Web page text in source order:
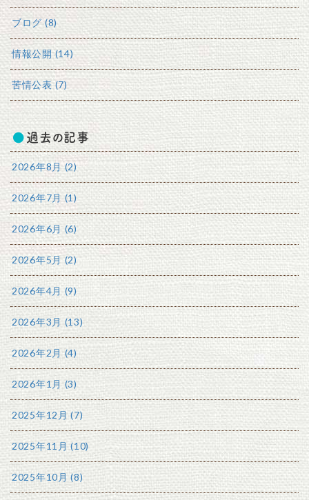
ブログ (8)
情報公開 (14)
苦情公表 (7)
過去の記事
2026年8月 (2)
2026年7月 (1)
2026年6月 (6)
2026年5月 (2)
2026年4月 (9)
2026年3月 (13)
2026年2月 (4)
2026年1月 (3)
2025年12月 (7)
2025年11月 (10)
2025年10月 (8)